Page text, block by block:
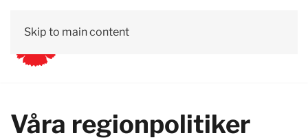
Skip to main content
Våra regionpolitiker